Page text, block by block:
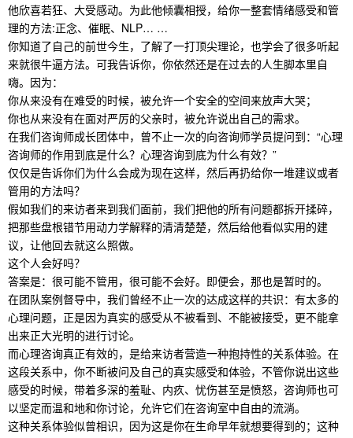
他欣喜若狂、大受感动。为此他倾囊相授，给你一整套情绪感受和管
理的方法:正念、催眠、NLP… …
你知道了自己的前世今生，了解了一打顶尖理论，也学会了很多听起
来就很牛逼方法。可我告诉你，你依然还是在过去的人生脚本里自
嗨。因为：
你从来没有在难受的时候，被允许一个安全的空间来放声大哭；
你也从来没有在面对严厉的父亲时，被允许说出自己的需求。
在我们咨询师成长团体中，曾不止一次的向咨询师学员提问到：“心理
咨询师的作用到底是什么？心理咨询到底为什么有效？”
仅仅是告诉你们为什么会成为现在这样，然后再扔给你一堆建议或者
管用的方法吗？
假如我们的来访者来到我们面前，我们把他的所有问题都拆开揉碎，
把那些盘根错节用动力学解释的清清楚楚，然后给他看似实用的建
议，让他回去就这么照做。
这个人会好吗？
答案是：很可能不管用，很可能不会好。即便会，那也是暂时的。
在团队案例督导中，我们曾经不止一次的达成这样的共识：有太多的
心理问题，正是因为真实的感受从不被看到、不能被接受，更不能拿
出来正大光明的进行讨论。
而心理咨询真正有效的，是给来访者营造一种抱持性的关系体验。在
这段关系中，你不断被问及自己的真实感受和体验，不管你说出这些
感受的时候，带着多深的羞耻、内疚、忧伤甚至是愤怒，咨询师也可
以坚定而温和地和你讨论，允许它们在咨询室中自由的流淌。
这种关系体验似曾相识，因为这是你在生命早年就想要得到的；这种